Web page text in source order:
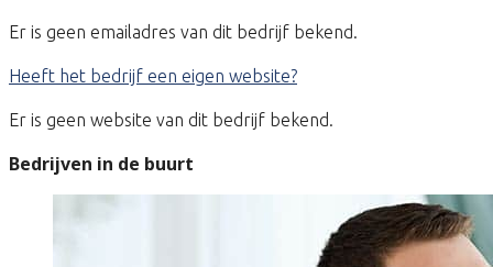
Er is geen emailadres van dit bedrijf bekend.
Heeft het bedrijf een eigen website?
Er is geen website van dit bedrijf bekend.
Bedrijven in de buurt